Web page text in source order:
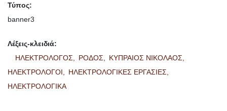
Τύπος:
banner3
Λέξεις-κλειδιά:
ΗΛΕΚΤΡΟΛΟΓΟΣ,
ΡΟΔΟΣ,
ΚΥΠΡΑΙΟΣ ΝΙΚΟΛΑΟΣ,
ΗΛΕΚΤΡΟΛΟΓΟΙ,
ΗΛΕΚΤΡΟΛΟΓΙΚΕΣ ΕΡΓΑΣΙΕΣ,
ΗΛΕΚΤΡΟΛΟΓΙΚΑ